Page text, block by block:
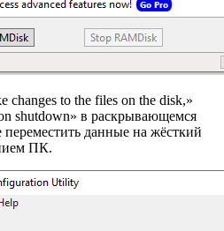
changes to the files on the disk,»
shutdown» в раскрывающемся
данные на жёсткий
ПК.